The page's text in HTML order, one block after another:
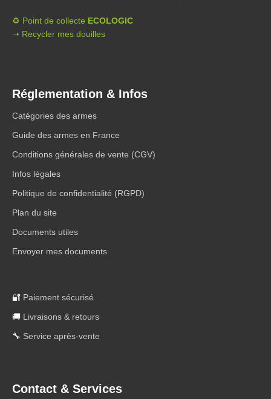
♻️ Point de collecte ECOLOGIC
➝ Recycler mes douilles
Réglementation & Infos
Catégories des armes
Guide des armes en France
Conditions générales de vente (CGV)
Infos légales
Politique de confidentialité (RGPD)
Plan du site
Documents utiles
Envoyer mes documents
🔐 Paiement sécurisé
🚚 Livraisons & retours
🔧 Service après-vente
Contact & Services